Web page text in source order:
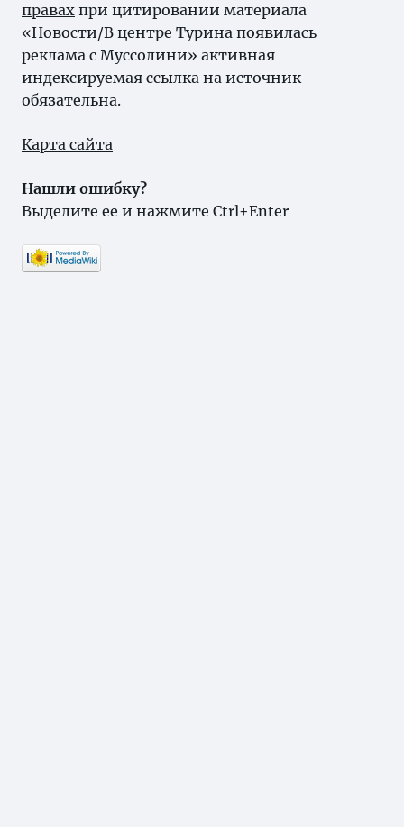
правах при цитировании материала
«Новости/В центре Турина появилась
реклама с Муссолини» активная
индексируемая ссылка на источник
обязательна.
Карта сайта
Нашли ошибку?
Выделите ее и нажмите Ctrl+Enter